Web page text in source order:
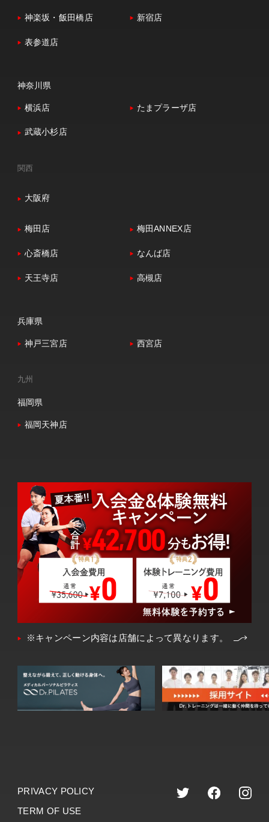
神楽坂・飯田橋店 新宿店
表参道店
神奈川県
横浜店 たまプラーザ店
武蔵小杉店
関西
大阪府
梅田店 梅田ANNEX店
心斎橋店 なんば店
天王寺店 高槻店
兵庫県
神戸三宮店 西宮店
九州
福岡県
福岡天神店
※キャンペーン内容は店舗によって異なります。
PRIVACY POLICY
TERM OF USE